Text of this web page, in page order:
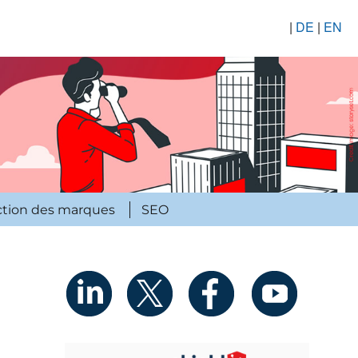
| DE | EN
des marques SEO